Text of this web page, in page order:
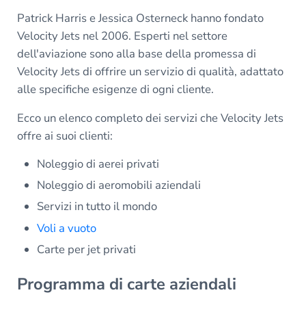
Patrick Harris e Jessica Osterneck hanno fondato
Velocity Jets nel 2006. Esperti nel settore
dell'aviazione sono alla base della promessa di
Velocity Jets di offrire un servizio di qualità, adattato
alle specifiche esigenze di ogni cliente.
Ecco un elenco completo dei servizi che Velocity Jets
offre ai suoi clienti:
Noleggio di aerei privati
Noleggio di aeromobili aziendali
Servizi in tutto il mondo
Voli a vuoto
Carte per jet privati
Programma di carte aziendali